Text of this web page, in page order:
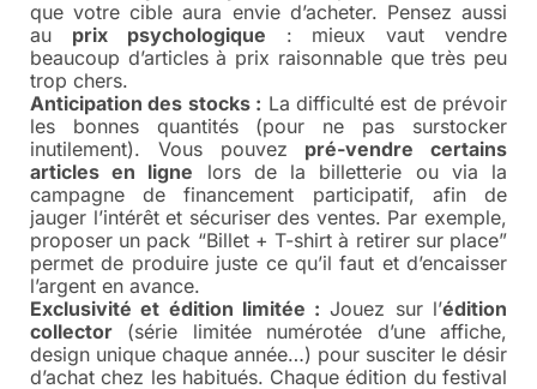
que votre cible aura envie d’acheter. Pensez aussi
au prix psychologique : mieux vaut vendre
beaucoup d’articles à prix raisonnable que très peu
trop chers.
Anticipation des stocks : La difficulté est de prévoir
les bonnes quantités (pour ne pas surstocker
inutilement). Vous pouvez pré-vendre certains
articles en ligne lors de la billetterie ou via la
campagne de financement participatif, afin de
jauger l’intérêt et sécuriser des ventes. Par exemple,
proposer un pack “Billet + T-shirt à retirer sur place”
permet de produire juste ce qu’il faut et d’encaisser
l’argent en avance.
Exclusivité et édition limitée : Jouez sur l’édition
collector (série limitée numérotée d’une affiche,
design unique chaque année…) pour susciter le désir
d’achat chez les habitués. Chaque édition du festival